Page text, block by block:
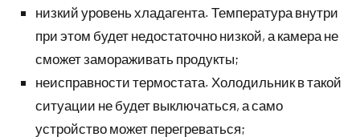
низкий уровень хладагента. Температура внутри
при этом будет недостаточно низкой, а камера не
сможет замораживать продукты;
неисправности термостата. Холодильник в такой
ситуации не будет выключаться, а само
устройство может перегреваться;